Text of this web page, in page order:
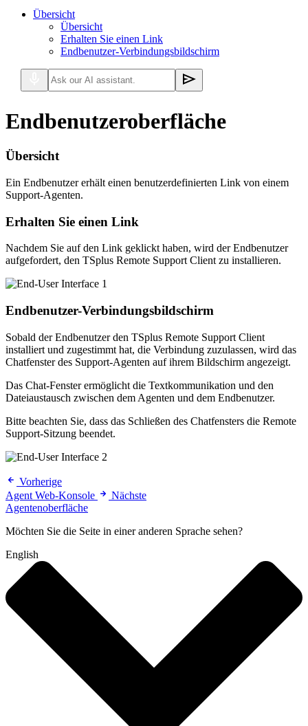
Übersicht
Übersicht
Erhalten Sie einen Link
Endbenutzer-Verbindungsbildschirm
Endbenutzeroberfläche
Übersicht
Ein Endbenutzer erhält einen benutzerdefinierten Link von einem
Support-Agenten.
Erhalten Sie einen Link
Nachdem Sie auf den Link geklickt haben, wird der Endbenutzer
aufgefordert, den TSplus Remote Support Client zu installieren.
Endbenutzer-Verbindungsbildschirm
Sobald der Endbenutzer den TSplus Remote Support Client
installiert und zugestimmt hat, die Verbindung zuzulassen, wird das
Chatfenster des Support-Agenten auf ihrem Bildschirm angezeigt.
Das Chat-Fenster ermöglicht die Textkommunikation und den
Dateiaustausch zwischen dem Agenten und dem Endbenutzer.
Bitte beachten Sie, dass das Schließen des Chatfensters die Remote
Support-Sitzung beendet.
Vorherige
Agent Web-Konsole
Nächste
Agentenoberfläche
Möchten Sie die Seite in einer anderen Sprache sehen?
English